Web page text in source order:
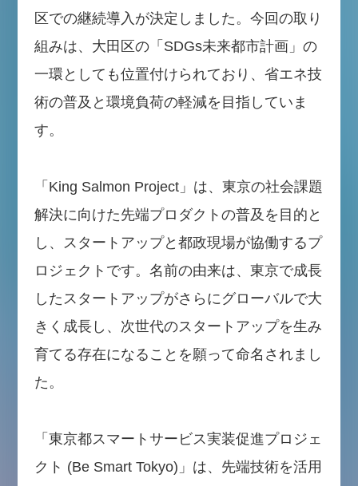
区での継続導入が決定しました。今回の取り
組みは、大田区の「SDGs未来都市計画」の
一環としても位置付けられており、省エネ技
術の普及と環境負荷の軽減を目指していま
す。
「King Salmon Project」は、東京の社会課題
解決に向けた先端プロダクトの普及を目的と
し、スタートアップと都政現場が協働するプ
ロジェクトです。名前の由来は、東京で成長
したスタートアップがさらにグローバルで大
きく成長し、次世代のスタートアップを生み
育てる存在になることを願って命名されまし
た。
「東京都スマートサービス実装促進プロジェ
クト (Be Smart Tokyo)」は、先端技術を活用